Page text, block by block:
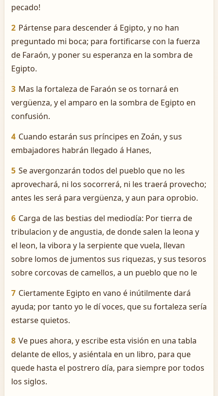
pecado!
2 Pártense para descender á Egipto, y no han
preguntado mi boca; para fortificarse con la fuerza
de Faraón, y poner su esperanza en la sombra de
Egipto.
3 Mas la fortaleza de Faraón se os tornará en
vergüenza, y el amparo en la sombra de Egipto en
confusión.
4 Cuando estarán sus príncipes en Zoán, y sus
embajadores habrán llegado á Hanes,
5 Se avergonzarán todos del pueblo que no les
aprovechará, ni los socorrerá, ni les traerá provecho;
antes les será para vergüenza, y aun para oprobio.
6 Carga de las bestias del mediodía: Por tierra de
tribulacion y de angustia, de donde salen la leona y
el leon, la vibora y la serpiente que vuela, llevan
sobre lomos de jumentos sus riquezas, y sus tesoros
sobre corcovas de camellos, a un pueblo que no le
7 Ciertamente Egipto en vano é inútilmente dará
ayuda; por tanto yo le dí voces, que su fortaleza sería
estarse quietos.
8 Ve pues ahora, y escribe esta visión en una tabla
delante de ellos, y asiéntala en un libro, para que
quede hasta el postrero día, para siempre por todos
los siglos.